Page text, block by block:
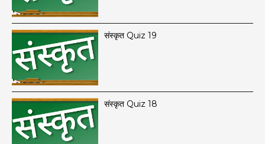
संस्कृत Quiz 19
संस्कृत Quiz 18